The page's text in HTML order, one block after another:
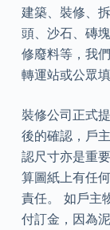
建築、裝修、
頭、沙石、磚
修廢料等，我
轉運站或公眾
裝修公司正式
後的確認，戶
認尺寸亦是重
算圖紙上有任
責任。 如戶主
付訂金，因為